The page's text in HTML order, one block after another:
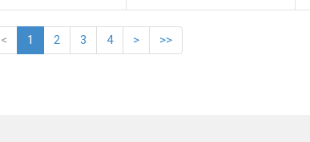
< 1 2 3 4 > >>